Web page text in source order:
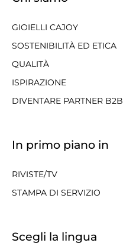
GIOIELLI CAJOY
SOSTENIBILITÀ ED ETICA
QUALITÀ
ISPIRAZIONE
DIVENTARE PARTNER B2B
In primo piano in
RIVISTE/TV
STAMPA DI SERVIZIO
Scegli la lingua